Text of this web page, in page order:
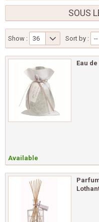
SOUS
Show : 36 Sort by : --
Eau
Available